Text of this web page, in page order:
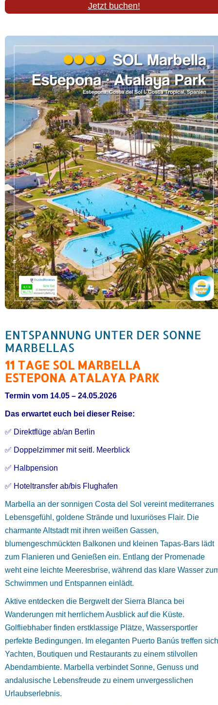
Jetzt buchen!
ENTSPANNUNG UNTER DER SONNE
MARBELLAS
11 TAGE SOL MARBELLA
ESTEPONA ATALAYA PARK
Termin vom 14.05 – 24.05.2026
Das erwartet euch bei dieser Reise:
✅ Direktflüge ab/an Berlin
✅ Doppelzimmer mit seitl. Meerblick
✅ Halbpension
✅ Hoteltransfer ab/bis Flughafen
Marbella an der sonnigen Costa del Sol vereint mediterranes
Lebensgefühl, goldene Strände und luxuriöses Flair. Die
charmante Altstadt mit ihren weißen Gassen,
blumengeschmückten Balkonen und kleinen Tapas-Bars lädt
zum Flanieren und Genießen ein. Entlang der Promenade
weht eine leichte Meeresbrise, während das klare Wasser
Schwimmen und Entspannen einlädt.
Aktive entdecken die Bergwelt der Sierra Blanca bei
Wanderungen mit herrlichem Ausblick auf die Küste.
Golfliebhaber finden erstklassige Plätze, Wassersportler
perfekte Bedingungen. Im eleganten Puerto Banús treffen sich
Yachten, Boutiquen und Restaurants zu einem stilvollen
Abendambiente. Marbella verbindet Sonne, Genuss und
andalusische Lebensfreude zu einem unvergesslichen
Urlaubserlebnis.